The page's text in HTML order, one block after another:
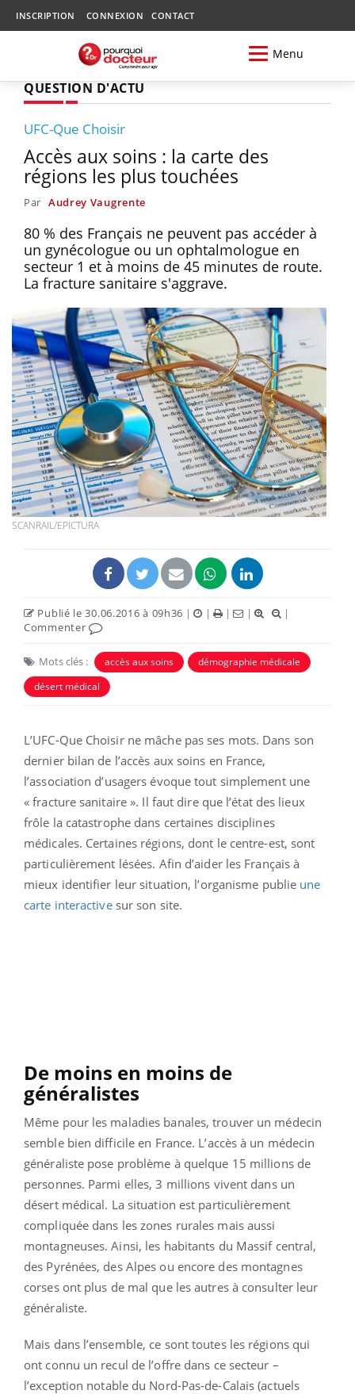
INSCRIPTION CONNEXION CONTACT
Menu
QUESTION D'ACTU
UFC-Que Choisir
Accès aux soins : la carte des
régions les plus touchées
Par Audrey Vaugrente
80 % des Français ne peuvent pas accéder à
un gynécologue ou un ophtalmologue en
secteur 1 et à moins de 45 minutes de route.
La fracture sanitaire s'aggrave.
SCANRAIL/EPICTURA
Publié le 30.06.2016 à 09h36 | | | |
|
Commenter
Mots clés : accès aux soins
démographie médicale
désert médical
L’UFC-Que Choisir ne mâche pas ses mots. Dans son
dernier bilan de l’accès aux soins en France,
l’association d’usagers évoque tout simplement une
« fracture sanitaire ». Il faut dire que l’état des lieux
frôle la catastrophe dans certaines disciplines
médicales. Certaines régions, dont le centre-est, sont
particulièrement lésées. Afin d’aider les Français à
mieux identifier leur situation, l’organisme publie une
carte interactivesur son site.
De moins en moins de
généralistes
Même pour les maladies banales, trouver un médecin
semble bien difficile en France. L’accès à un médecin
généraliste pose problème à quelque 15 millions de
personnes. Parmi elles, 3 millions vivent dans un
désert médical. La situation est particulièrement
compliquée dans les zones rurales mais aussi
montagneuses. Ainsi, les habitants du Massif central,
des Pyrénées, des Alpes ou encore des montagnes
corses ont plus de mal que les autres à consulter leur
généraliste.
Mais dans l’ensemble, ce sont toutes les régions qui
ont connu un recul de l’offre dans ce secteur –
l’exception notable du Nord-Pas-de-Calais (actuels